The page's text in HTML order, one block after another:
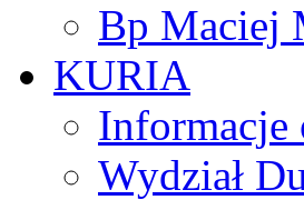
Bp Maciej
KURIA
Informacje
Wydział